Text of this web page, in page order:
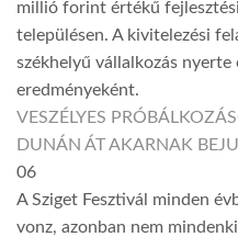
millió forint értékű
településen. A kivitelezési
székhelyű vállalkozás nyerte
eredményeként.
VESZÉLYES
DUNÁN ÁT AKARNAK
06
A Sziget Fesztivál minden
vonz, azonban nem